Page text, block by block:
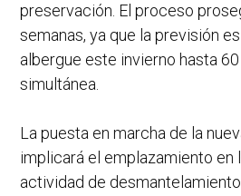
preservación. El proceso
semanas, ya que la previsión
albergue este invierno hasta
simultánea.
La puesta en marcha de la
implicará el emplazamiento en
actividad de desmantelamiento